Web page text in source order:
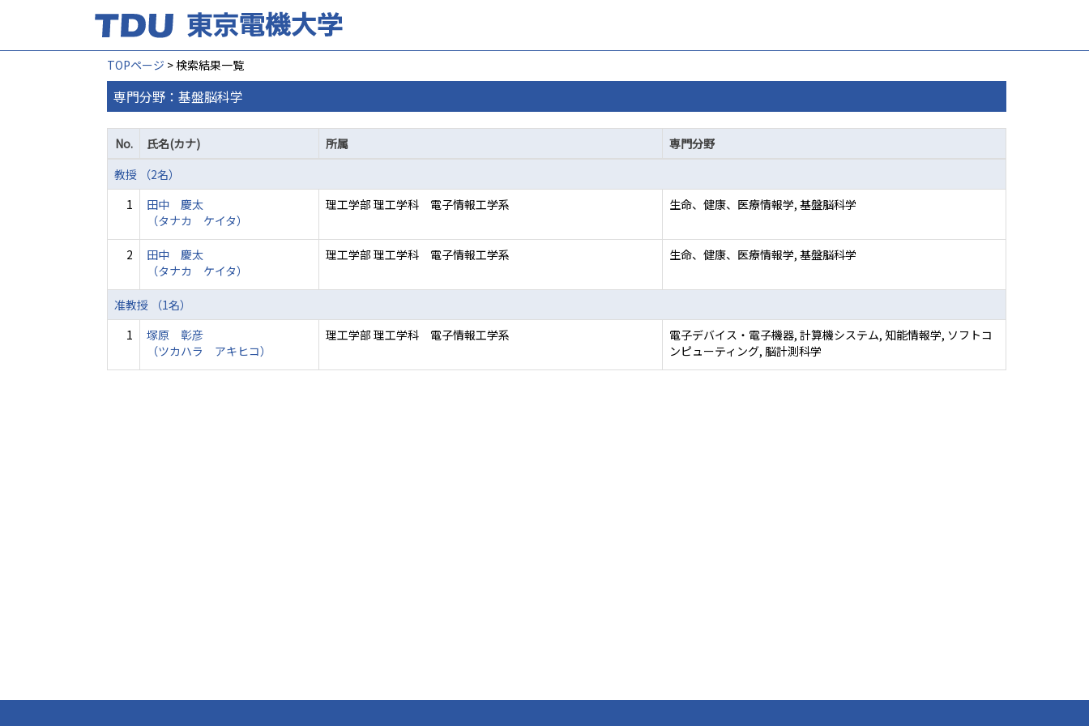
TOPページ > 検索結果一覧
専門分野：基盤脳科学
No. 氏名(カナ) 所属
専門分野
教授 （2名）
1
田中 慶太
（タナカ ケイタ）
理工学部 理工学科 電子情報工学系 生命、健康、医療情報学, 基盤脳科学
2
田中 慶太
（タナカ ケイタ）
理工学部 理工学科 電子情報工学系 生命、健康、医療情報学, 基盤脳科学
准教授 （1名）
1
塚原 彰彦
（ツカハラ アキヒコ）
理工学部 理工学科 電子情報工学系
電子デバイス・電子機器, 計算機システム, 知能情報学, ソフトコ
ンピューティング, 脳計測科学